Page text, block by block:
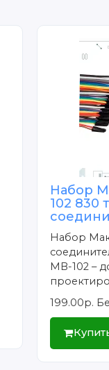
Набор
102 830
Набор
MB-102 –
199.00р.